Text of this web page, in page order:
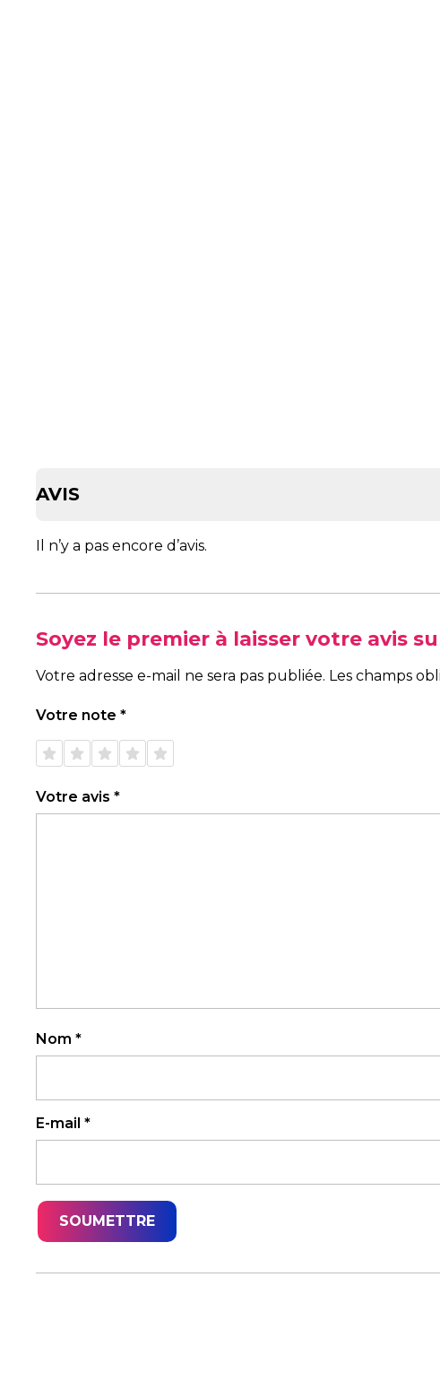
AVIS
Il n’y a pas encore d’avis.
Soyez le premier à laisser votre avis
Votre adresse e-mail ne sera pas publiée. Les champs
Votre note *
1 étoile
sur 5
2 étoiles
sur 5
3 étoiles
sur 5
4 étoiles
sur 5
5 étoiles
sur 5
Votre avis *
Nom *
E-mail *